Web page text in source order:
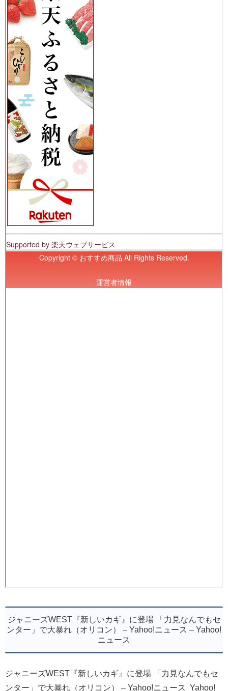
ジャニーズWEST『新しいカギ』に登場 「力見なんでもセ
ンター」で大暴れ（オリコン） – Yahoo!ニュース – Yahoo!
ニュース
ジャニーズWEST『新しいカギ』に登場 「力見なんでもセ
ンター」で大暴れ（オリコン） – Yahoo!ニュース Yahoo!